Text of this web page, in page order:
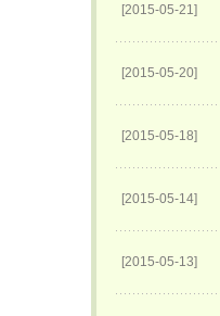
[2015-05-21]
[2015-05-20]
[2015-05-18]
[2015-05-14]
[2015-05-13]